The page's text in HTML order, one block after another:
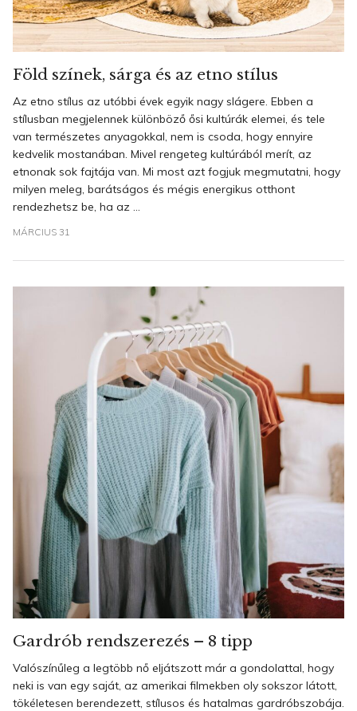
Föld színek, sárga és az etno stílus
Az etno stílus az utóbbi évek egyik nagy slágere. Ebben a
stílusban megjelennek különböző ősi kultúrák elemei, és tele
van természetes anyagokkal, nem is csoda, hogy ennyire
kedvelik mostanában. Mivel rengeteg kultúrából merít, az
etnonak sok fajtája van. Mi most azt fogjuk megmutatni, hogy
milyen meleg, barátságos és mégis energikus otthont
rendezhetsz be, ha az ...
MÁRCIUS 31
Gardrób rendszerezés – 8 tipp
Valószínűleg a legtöbb nő eljátszott már a gondolattal, hogy
neki is van egy saját, az amerikai filmekben oly sokszor látott,
tökéletesen berendezett, stílusos és hatalmas gardróbszobája.